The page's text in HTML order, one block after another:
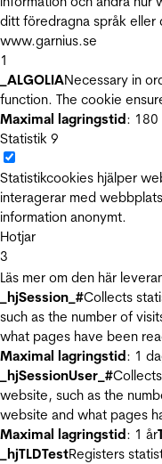
ditt föredragna språk eller
www.garnius.se
1
_ALGOLIANecessary in
function. The cookie
Maximal lagringstid: 180
Statistik 9
Statistikcookies hjälper
interagerar med
information anonymt.
Hotjar
3
Läs mer om den här
_hjSession_#Collects
such as the number of
what pages have been
Maximal lagringstid: 1
_hjSessionUser_#
website, such as the
website and what pages
Maximal lagringstid: 1 år
_hjTLDTestRegisters